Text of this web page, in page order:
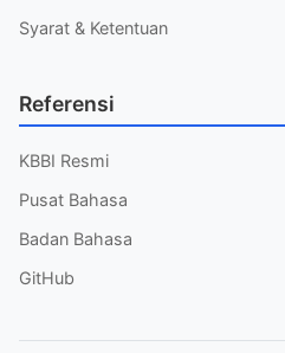
Syarat & Ketentuan
Referensi
KBBI Resmi
Pusat Bahasa
Badan Bahasa
GitHub